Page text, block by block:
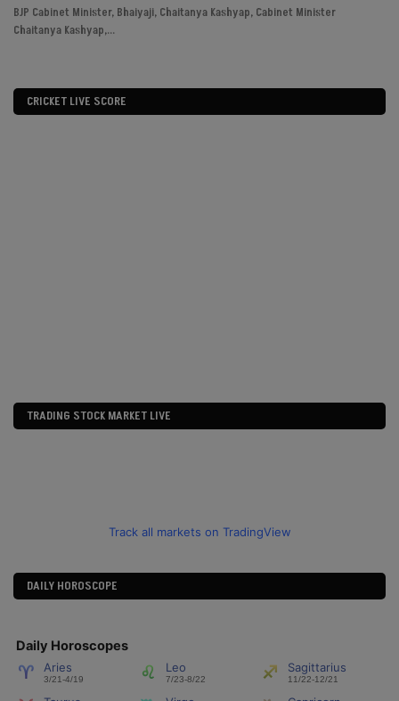
Mahindra...
CRICKET LIVE SCORE
TRADING STOCK MARKET LIVE
Track all markets on TradingView
DAILY HOROSCOPE